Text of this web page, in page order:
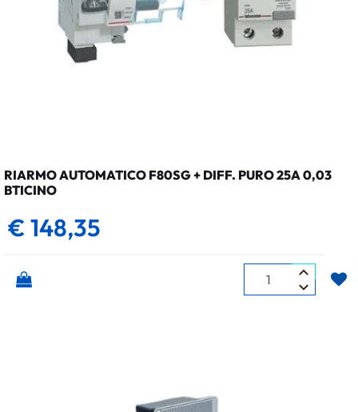
RIARMO AUTOMATICO F80SG + DIFF. PURO 25A 0,03
BTICINO
€ 148,35
Quantità